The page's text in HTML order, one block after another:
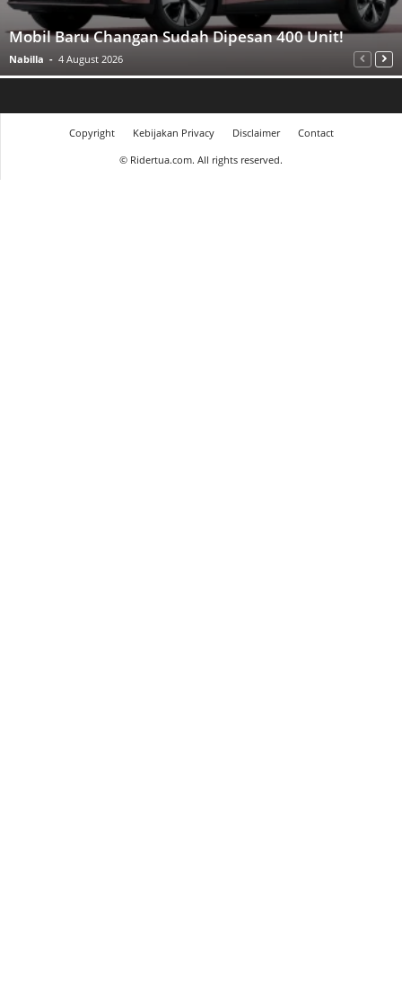
Mobil Baru Changan Sudah Dipesan 400 Unit!
Nabilla - 4 August 2026
Copyright Kebijakan Privacy Disclaimer
Contact
© Ridertua.com. All rights reserved.